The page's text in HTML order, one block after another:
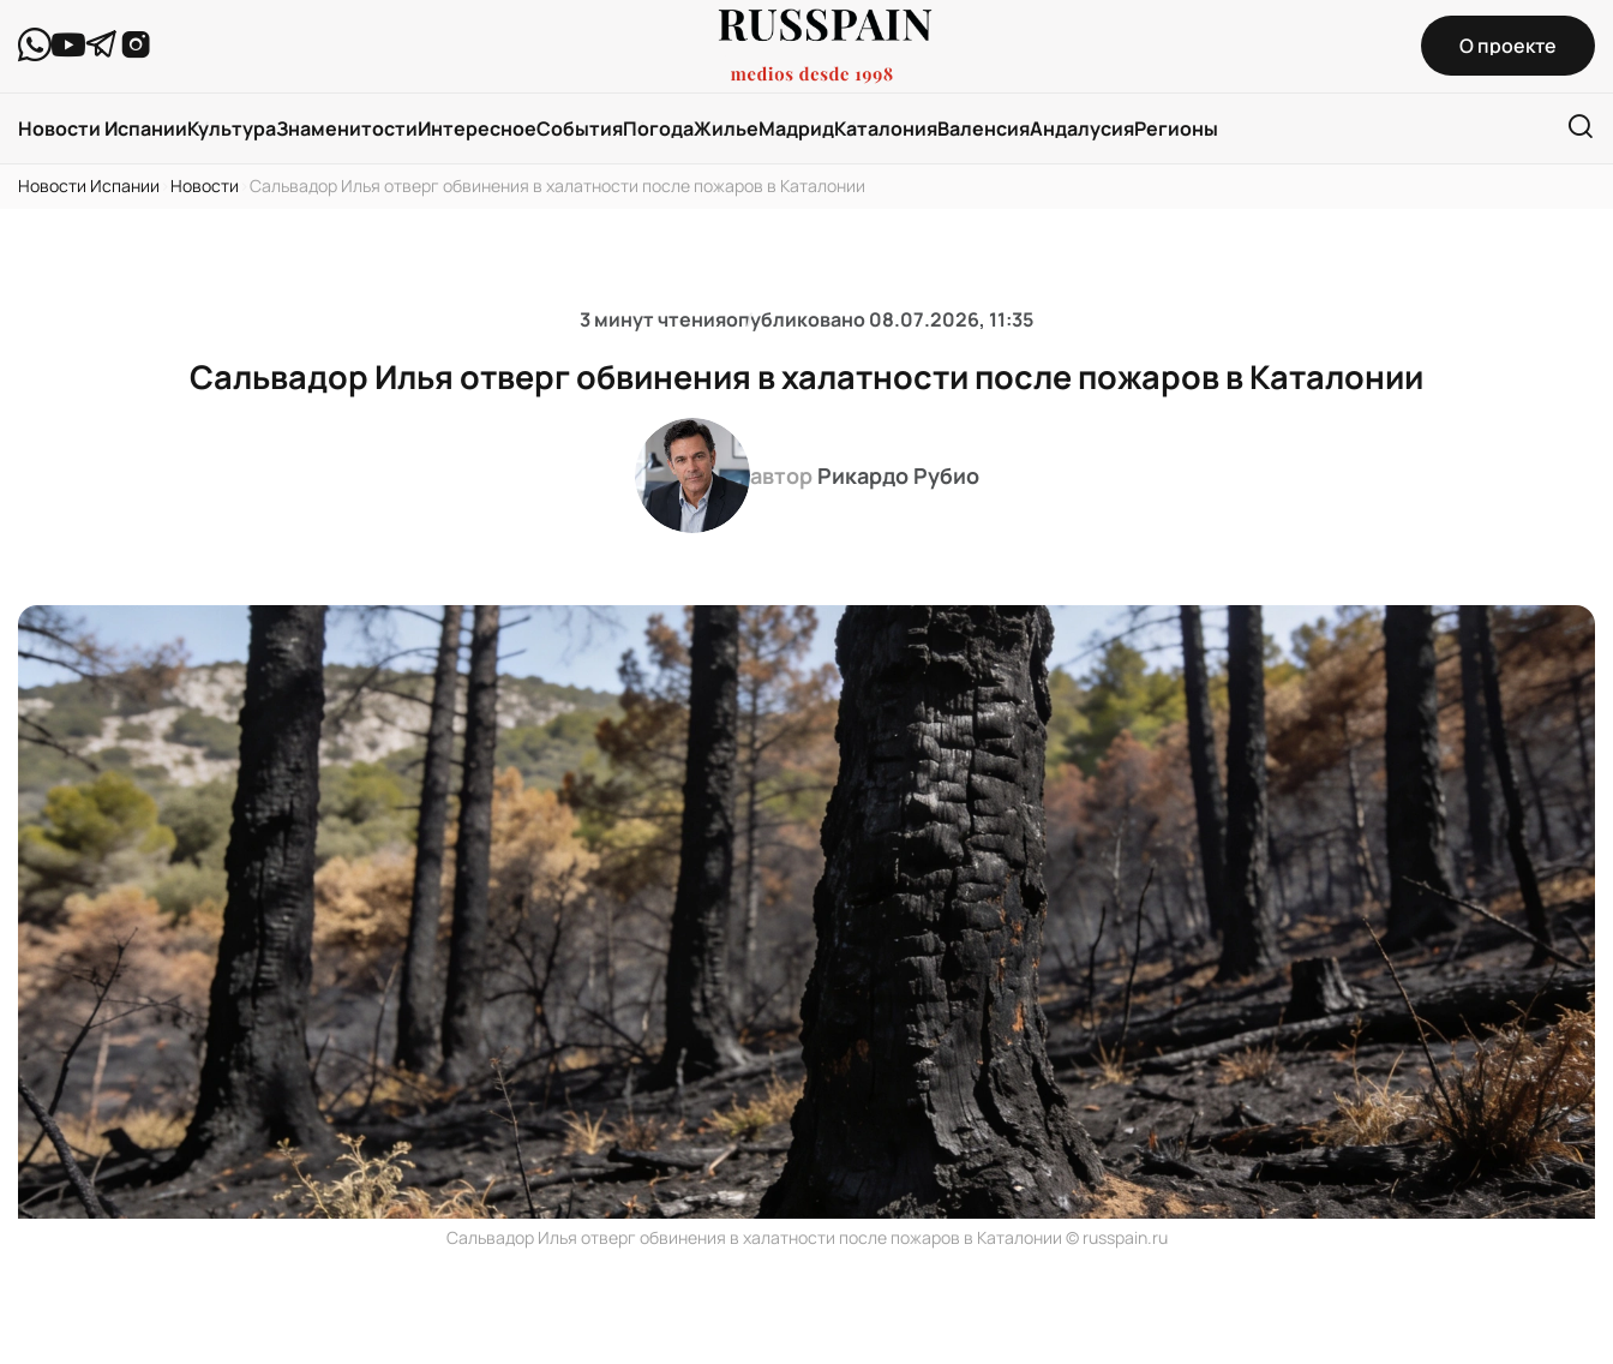
О проекте
Новости ИспанииКультураЗнаменитостиИнтересноеСобытияПогодаЖильеМадридКаталонияВаленсияАндалусияРегионы
Новости Испании Новости Сальвадор Илья отверг обвинения в халатности после пожаров в Каталонии
3 минут чтенияопубликовано08.07.2026, 11:35
Сальвадор Илья отверг обвинения в халатности после пожаров в Каталонии
автор Рикардо Рубио
Сальвадор Илья отверг обвинения в халатности после пожаров в Каталонии © russpain.ru